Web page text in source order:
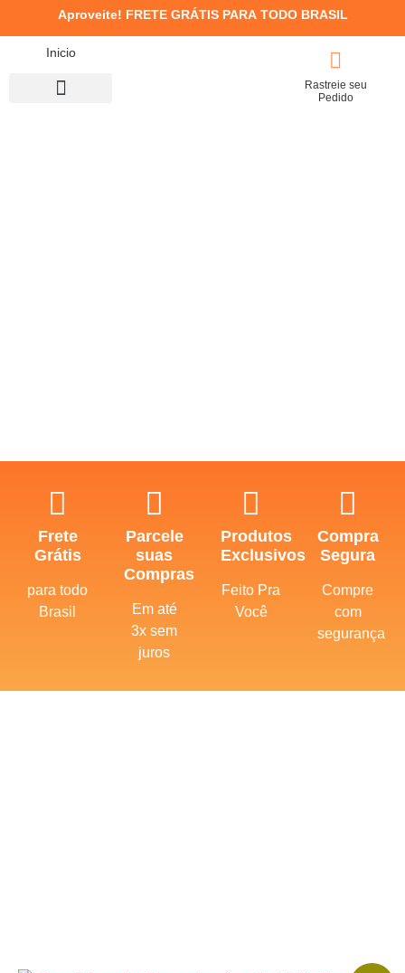
Aproveite! FRETE GRÁTIS PARA TODO BRASIL
Inicio
Rastreie seu
Pedido
Frete
Grátis
para todo
Brasil
Parcele
suas
Compras
Em até
3x sem
juros
Produtos
Exclusivos
Feito Pra
Você
Compra
Segura
Compre
com
segurança